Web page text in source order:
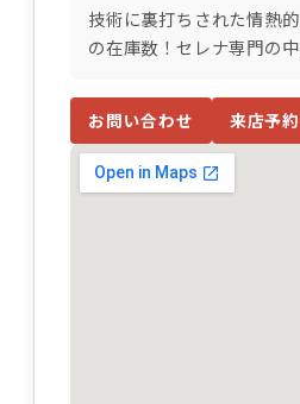
技術に裏打ちされた情熱
の在庫数！セレナ専門の
お問い合わせ 来店予約